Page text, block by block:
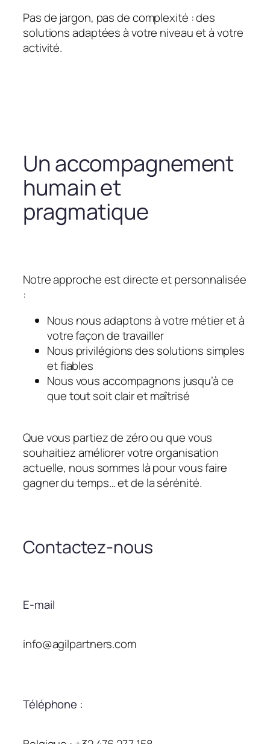
Pas de jargon, pas de complexité : des
solutions adaptées à votre niveau et à votre
activité.
Un accompagnement
humain et
pragmatique
Notre approche est directe et personnalisée
:
Nous nous adaptons à votre métier et à
votre façon de travailler
Nous privilégions des solutions simples
et fiables
Nous vous accompagnons jusqu’à ce
que tout soit clair et maîtrisé
Que vous partiez de zéro ou que vous
souhaitiez améliorer votre organisation
actuelle, nous sommes là pour vous faire
gagner du temps… et de la sérénité.
Contactez-nous
E-mail
info@agilpartners.com
Téléphone :